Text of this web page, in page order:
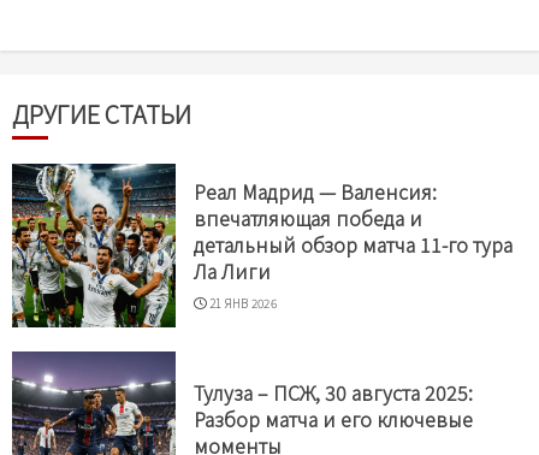
ДРУГИЕ СТАТЬИ
Реал Мадрид — Валенсия:
впечатляющая победа и
детальный обзор матча 11-го тура
Ла Лиги
21 ЯНВ 2026
Тулуза – ПСЖ, 30 августа 2025:
Разбор матча и его ключевые
моменты